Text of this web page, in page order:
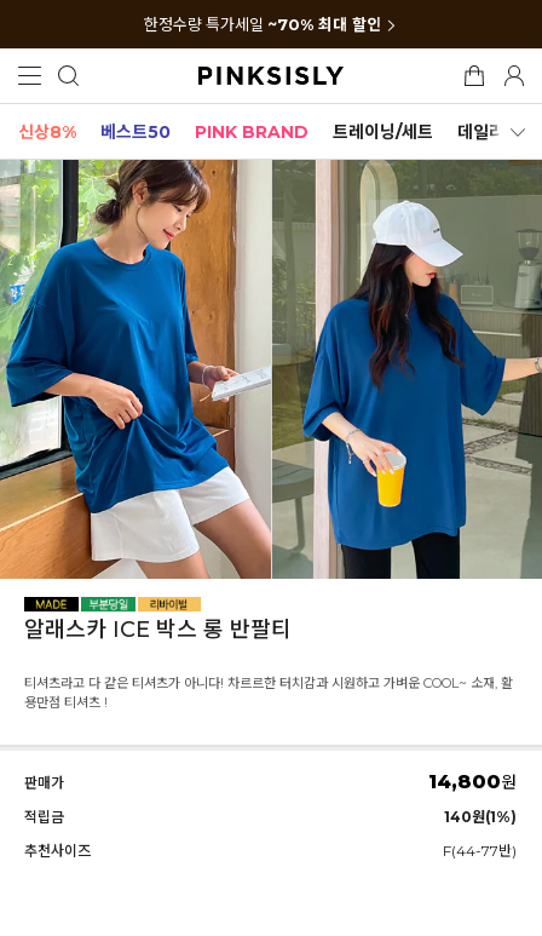
한정수량 특가세일 ~70% 최대 할인
신상8% 베스트50 PINK BRAND 트레이닝/세트 데일리세트
알래스카 ICE 박스 롱 반팔티
티셔츠라고 다 같은 티셔츠가 아니다! 차르르한 터치감과 시원하고 가벼운 COOL~ 소재, 활
용만점 티셔츠 !
판매가 14,800원
적립금
140원(1%)
추천사이즈
F(44-77반)